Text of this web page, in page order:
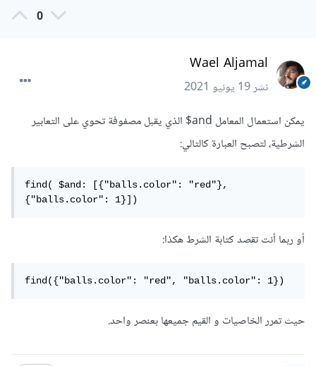
0
Wael Aljamal
نشر19 يونيو 2021
يمكن استعمال المعامل and$ الذي يقبل مصفوفة تحوي على التعابير
الشرطية، لتصبح العبارة كالتالي:
find( $and: [{"balls.color": "red"},
{"balls.color": 1}])
أو ربما أنت تقصد كتابة الشرط هكذا:
find({"balls.color": "red", "balls.color": 1})
حيث تمرر الخاصيات و القيم جميعها بعنصر واحد.